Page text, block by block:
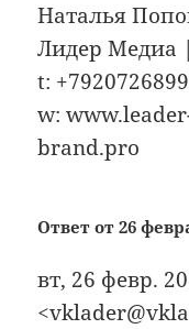
Наталья
Лидер Медиа
t:
w:
brand.pro
Ответ от 26
вт, 26 февр.